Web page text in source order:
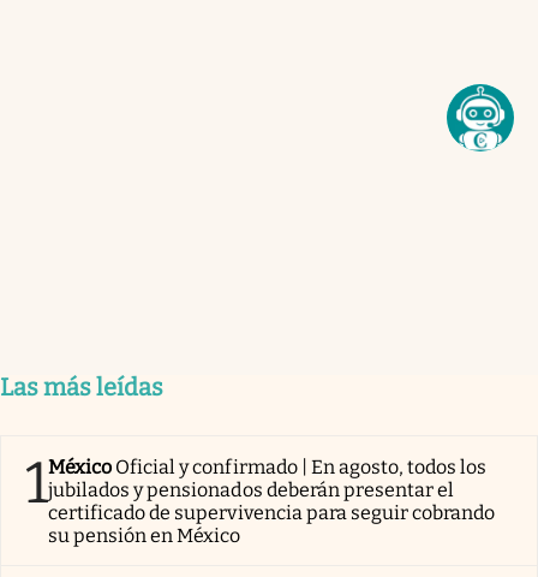
Las más leídas
1México Oficial y confirmado | En agosto, todos los
jubilados y pensionados deberán presentar el
certificado de supervivencia para seguir cobrando
su pensión en México